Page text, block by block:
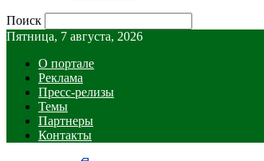
Поиск
Пятница, 7 августа, 2026
О портале
Реклама
Пресс-релизы
Темы
Партнеры
Контакты